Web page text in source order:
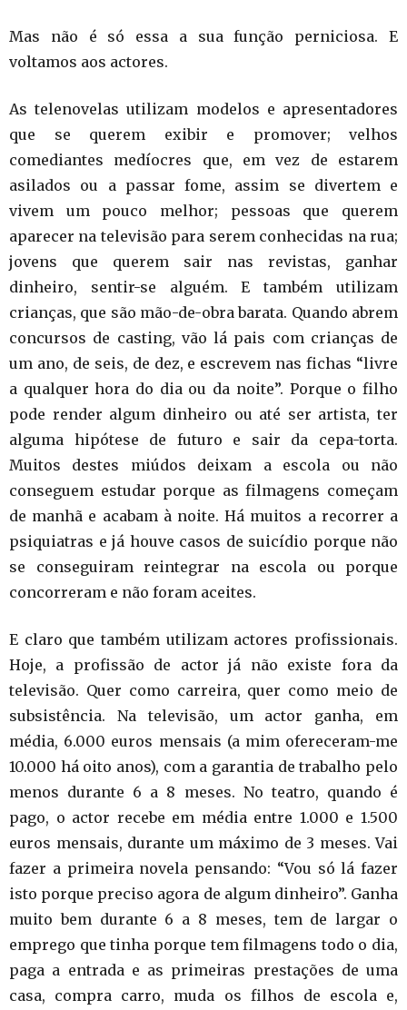
Mas não é só essa a sua função perniciosa. E
voltamos aos actores.
As telenovelas utilizam modelos e apresentadores
que se querem exibir e promover; velhos
comediantes medíocres que, em vez de estarem
asilados ou a passar fome, assim se divertem e
vivem um pouco melhor; pessoas que querem
aparecer na televisão para serem conhecidas na rua;
jovens que querem sair nas revistas, ganhar
dinheiro, sentir-se alguém. E também utilizam
crianças, que são mão-de-obra barata. Quando abrem
concursos de casting, vão lá pais com crianças de
um ano, de seis, de dez, e escrevem nas fichas “livre
a qualquer hora do dia ou da noite”. Porque o filho
pode render algum dinheiro ou até ser artista, ter
alguma hipótese de futuro e sair da cepa-torta.
Muitos destes miúdos deixam a escola ou não
conseguem estudar porque as filmagens começam
de manhã e acabam à noite. Há muitos a recorrer a
psiquiatras e já houve casos de suicídio porque não
se conseguiram reintegrar na escola ou porque
concorreram e não foram aceites.
E claro que também utilizam actores profissionais.
Hoje, a profissão de actor já não existe fora da
televisão. Quer como carreira, quer como meio de
subsistência. Na televisão, um actor ganha, em
média, 6.000 euros mensais (a mim ofereceram-me
10.000 há oito anos), com a garantia de trabalho pelo
menos durante 6 a 8 meses. No teatro, quando é
pago, o actor recebe em média entre 1.000 e 1.500
euros mensais, durante um máximo de 3 meses. Vai
fazer a primeira novela pensando: “Vou só lá fazer
isto porque preciso agora de algum dinheiro”. Ganha
muito bem durante 6 a 8 meses, tem de largar o
emprego que tinha porque tem filmagens todo o dia,
paga a entrada e as primeiras prestações de uma
casa, compra carro, muda os filhos de escola e,